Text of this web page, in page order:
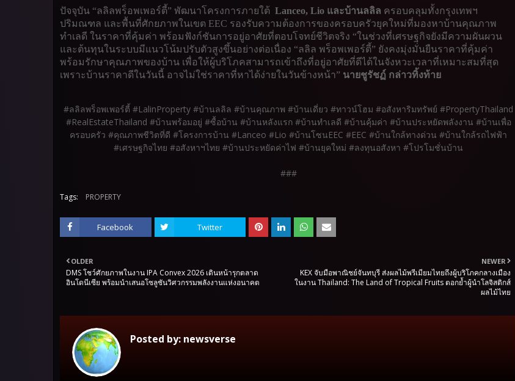
ปัจจุบัน “ลลิลพร็อพเพอร์ตี้” พัฒนาโครงการภายใต้ Lanceo, Lio และบ้านลลิล ครอบคลุมทั้งกรุงเทพฯ
ปริมณฑล และพื้นที่ศักยภาพในเขต EEC รองรับความต้องการของครอบครัวยุคใหม่ที่มองหาบ้านคุณภาพ
ทำเลดี ในราคาที่คุ้มค่า พร้อมฟังก์ชันการอยู่อาศัยที่ตอบโจทย์ชีวิตจริง “ในช่วงที่เศรษฐกิจยังมีความผันผวน
และต้นทุนในระบบมีแนวโน้มปรับตัวสูงขึ้นอย่างต่อเนื่อง “ลลิล พร็อพเพอร์ตี้” ยังคงมุ่งมั่นยืนราคาที่คุ้มค่า
พร้อมรักษาคุณภาพของบ้าน เพื่อให้ผู้บริโภคสามารถเข้าถึงที่อยู่อาศัยที่ดีได้ในจังหวะเวลาที่เหมาะสมที่สุด
เพราะบ้านราคาดีในวันนี้ อาจไม่ใช่ราคาที่หาได้ง่ายในวันข้างหน้า” นายชูรัชฏ์ กล่าวทิ้งท้าย
#ลลิลพร็อพเพอร์ตี้ #LalinProperty #บ้านลลิล #บ้านคุณภาพ #บ้านเดี่ยว #ทาวน์โฮม #อสังหาริมทรัพย์ #PropertyThailand
#RealEstateThailand #บ้านพร้อมอยู่ #ซื้อบ้าน #บ้านหลังแรก #บ้านทำเลดี #บ้านคุ้มค่า #บ้านประหยัดพลังงาน #บ้านเพื่อ
ครอบครัว #คุณภาพชีวิตที่ดี #โครงการบ้าน #Lanceo #Lio #บ้านโซนEEC #EEC #บ้านใกล้ทางด่วน #บ้านใกล้รถไฟฟ้า
#เศรษฐกิจไทย #อสังหาฯไทย #บ้านประหยัดค่าไฟ #บ้านยุคใหม่ #ลงทุนอสังหา #โปรโมชั่นบ้าน
###
Tags: PROPERTY
Facebook Twitter
NEWER
KEX จับมือพาณิชย์จันทบุรี ส่งผลไม้พรีเมียมไทยถึงผู้บริโภคกลางเมือง
ในงาน Thailand: The Land of Tropical Fruits ตอกย้ำผู้นำโลจิสติกส์
ผลไม้ไทย
OLDER
DMS โชว์ศักยภาพในงาน IPA Convex 2026 เดินหน้ารุกตลาด
อินโดนีเซีย พร้อมนำเสนอโซลูชันวิศวกรรมพลังงานแห่งอนาคต
Posted by: newsverse